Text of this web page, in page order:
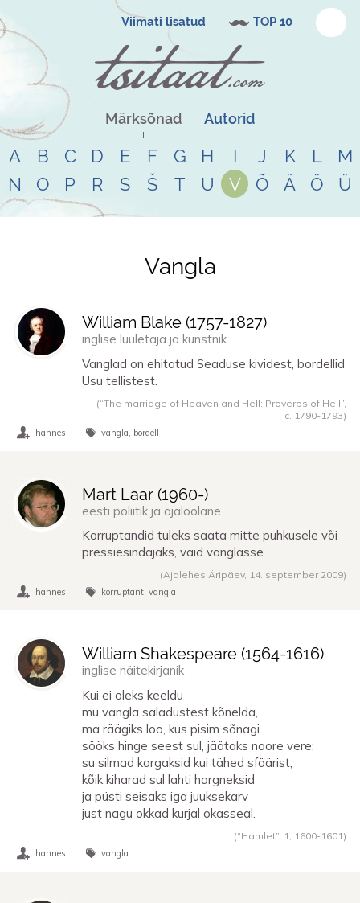
Viimati lisatud TOP 10
Märksõnad Autorid
A B C D E F G H I J K L
M
N
O P R S Š T U V Õ Ä Ö Ü
Tsitaadid teemalvangla
Vangla
William Blake (1757-1827)
inglise luuletaja ja kunstnik
Vanglad on ehitatud Seaduse kividest, bordellid
Usu tellistest.
(“The marriage of Heaven and Hell: Proverbs of Hell”,
c. 1790- 1793)
hannes vangla bordell
Mart Laar (1960-)
eesti poliitik ja ajaloolane
Korruptandid tuleks saata mitte puhkusele või
pressiesindajaks, vaid vanglasse.
(Ajalehes Äripäev, 14. september 2009)
hannes korruptant vangla
William Shakespeare (1564-1616)
inglise näitekirjanik
Kui ei oleks keeldu
mu vangla saladustest kõnelda,
ma räägiks loo, kus pisim sõnagi
sööks hinge seest sul, jäätaks noore vere;
su silmad kargaksid kui tähed sfäärist,
kõik kiharad sul lahti hargneksid
ja püsti seisaks iga juuksekarv
just nagu okkad kurjal okasseal.
(“Hamlet”, 1, 1600- 1601 )
hannes vangla